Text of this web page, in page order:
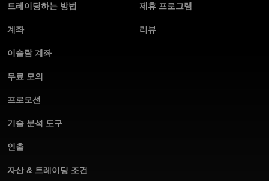
트레이딩하는 방법
계좌
이슬람 계좌
무료 모의
프로모션
기술 분석 도구
인출
자산 & 트레이딩 조건
제휴 프로그램
리뷰